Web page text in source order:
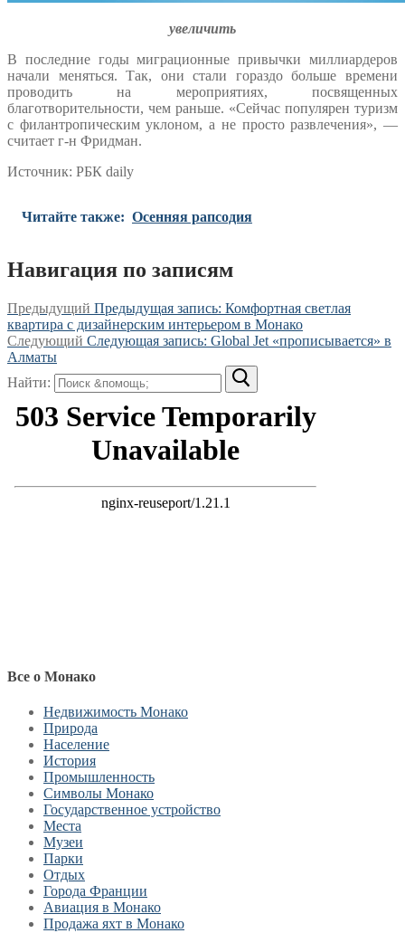
увеличить
В последние годы миграционные привычки миллиардеров
начали меняться. Так, они стали гораздо больше времени
проводить на мероприятиях, посвященных
благотворительности, чем раньше. «Сейчас популярен туризм
с филантропическим уклоном, а не просто развлечения», —
считает г-н Фридман.
Источник: РБК daily
Читайте также: Осенняя рапсодия
Навигация по записям
Предыдущий Предыдущая запись: Комфортная светлая
квартира с дизайнерским интерьером в Монако
Следующий Следующая запись: Global Jet «прописывается» в
Алматы
Найти:
Все о Монако
Недвижимость Монако
Природа
Население
История
Промышленность
Символы Монако
Государственное устройство
Места
Музеи
Парки
Отдых
Города Франции
Авиация в Монако
Продажа яхт в Монако